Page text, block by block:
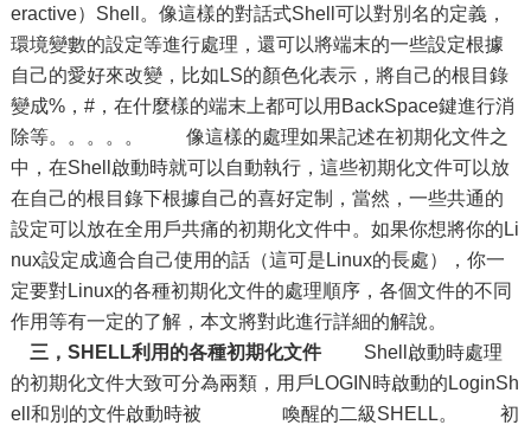
eractive）Shell。像這樣的對話式Shell可以對別名的定義，
環境變數的設定等進行處理，還可以將端末的一些設定根據
自己的愛好來改變，比如LS的顏色化表示，將自己的根目錄
變成%，#，在什麼樣的端末上都可以用BackSpace鍵進行消
除等。。。。。 像這樣的處理如果記述在初期化文件之
中，在Shell啟動時就可以自動執行，這些初期化文件可以放
在自己的根目錄下根據自己的喜好定制，當然，一些共通的
設定可以放在全用戶共痛的初期化文件中。如果你想將你的Li
nux設定成適合自己使用的話（這可是Linux的長處），你一
定要對Linux的各種初期化文件的處理順序，各個文件的不同
作用等有一定的了解，本文將對此進行詳細的解說。
三，SHELL利用的各種初期化文件
Shell啟動時處理
的初期化文件大致可分為兩類，用戶LOGIN時啟動的LoginSh
ell和別的文件啟動時被 喚醒的二級SHELL。 初